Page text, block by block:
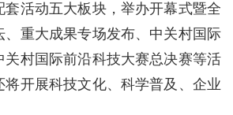
套活动五大板块，举办开幕式暨全
、重大成果专场发布、中关村国际
关村国际前沿科技大赛总决赛等活
将开展科技文化、科学普及、企业